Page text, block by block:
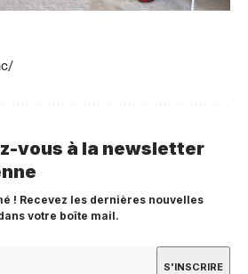
vous à la newsletter
! Recevez les dernières nouvelles
votre boîte mail.